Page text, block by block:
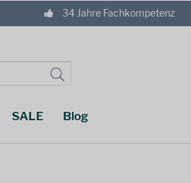
34 Jahre Fachkompetenz
SALE Blog